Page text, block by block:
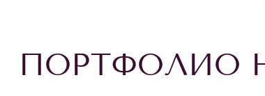
ПОРТФОЛИО